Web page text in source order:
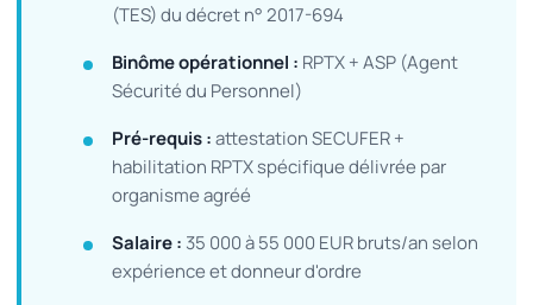
(TES) du décret n° 2017-694
Binôme opérationnel : RPTX + ASP (Agent
Sécurité du Personnel)
Pré-requis :attestation SECUFER +
habilitation RPTX spécifique délivrée par
organisme agréé
Salaire : 35 000 à 55 000 EUR bruts/an selon
expérience et donneur d'ordre